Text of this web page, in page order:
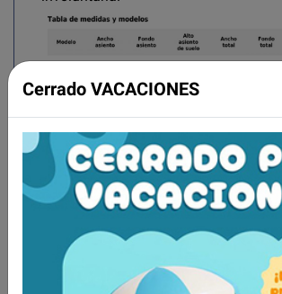
Aún no existen
producto.
Tambien te recomendamos
Cerrado VACACIONES